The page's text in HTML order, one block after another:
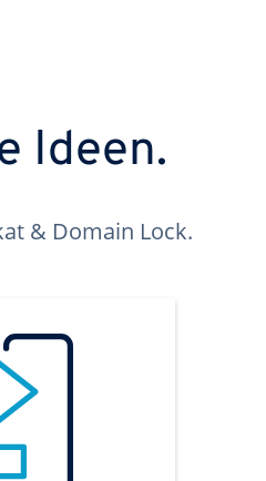
Ideen.
& Domain Lock.